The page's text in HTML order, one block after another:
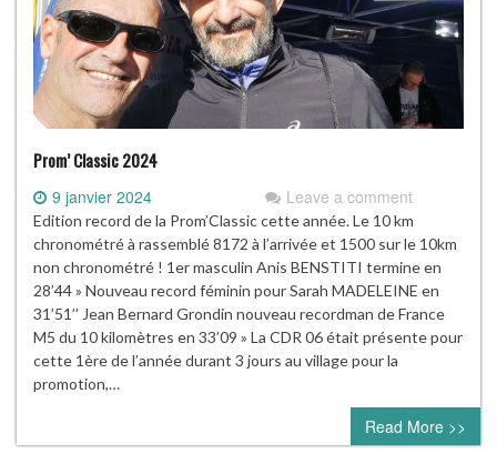
Prom’ Classic 2024
9 janvier 2024 Leave a comment
Edition record de la Prom’Classic cette année. Le 10 km
chronométré à rassemblé 8172 à l’arrivée et 1500 sur le 10km
non chronométré ! 1er masculin Anis BENSTITI termine en
28’44 » Nouveau record féminin pour Sarah MADELEINE en
31’51’’ Jean Bernard Grondin nouveau recordman de France
M5 du 10 kilomètres en 33’09 » La CDR 06 était présente pour
cette 1ère de l’année durant 3 jours au village pour la
promotion,…
Read More >>